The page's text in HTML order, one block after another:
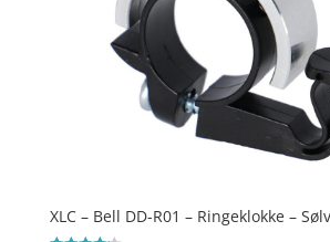
XLC – Bell DD-R01 – Ringeklokke – Sølv